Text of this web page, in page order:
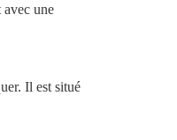
une
Il est situé